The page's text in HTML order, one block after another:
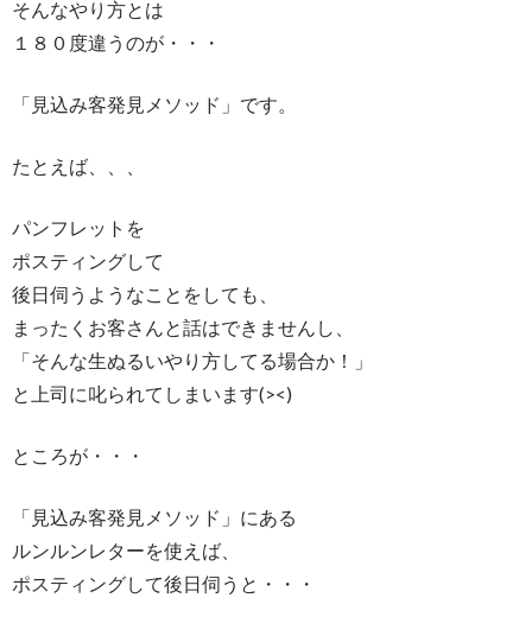
そんなやり方とは
１８０度違うのが・・・
「見込み客発見メソッド」です。
たとえば、、、
パンフレットを
ポスティングして
後日伺うようなことをしても、
まったくお客さんと話はできませんし、
「そんな生ぬるいやり方してる場合か！」
と上司に叱られてしまいます(><)
ところが・・・
「見込み客発見メソッド」にある
ルンルンレターを使えば、
ポスティングして後日伺うと・・・